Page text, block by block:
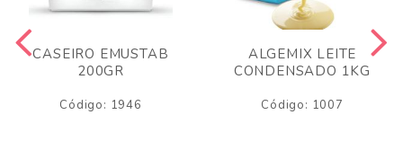
CASEIRO EMUSTAB
200GR
Código: 1946
ALGEMIX LEITE
CONDENSADO 1KG
Código: 1007